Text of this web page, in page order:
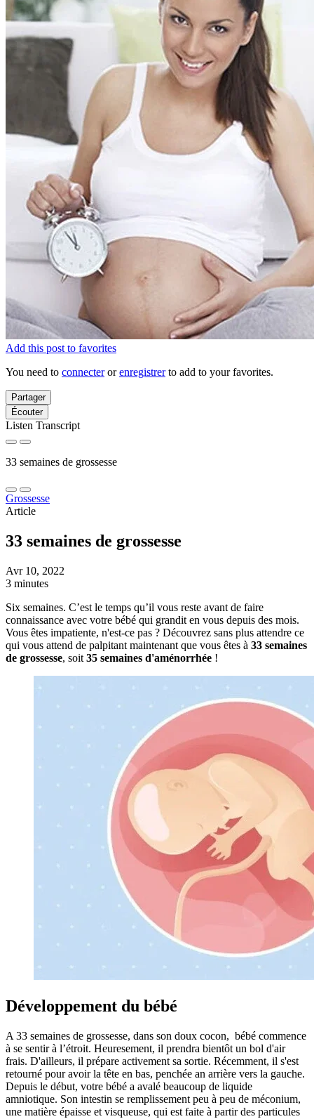
Add this post to favorites
You need to connecterorenregistrerto add to your favorites.
Partager
Écouter
Listen Transcript
33 semaines de grossesse
Grossesse
Article
33 semaines de grossesse
Avr 10, 2022
3 minutes
Six semaines. C’est le temps qu’il vous reste avant de faire
connaissance avec votre bébé qui grandit en vous depuis des mois.
Vous êtes impatiente, n'est-ce pas ? Découvrez sans plus attendre ce
qui vous attend de palpitant maintenant que vous êtes à 33 semaines
de grossesse, soit 35 semaines d'aménorrhée !
Développement du bébé
A 33 semaines de grossesse, dans son doux cocon, bébé commence
à se sentir à l’étroit. Heuresement, il prendra bientôt un bol d'air
frais. D'ailleurs, il prépare activement sa sortie. Récemment, il s'est
retourné pour avoir la tête en bas, penchée an arrière vers la gauche.
Depuis le début, votre bébé a avalé beaucoup de liquide
amniotique. Son intestin se remplissement peu à peu de méconium,
une matière épaisse et visqueuse, qui est faite à partir des particules